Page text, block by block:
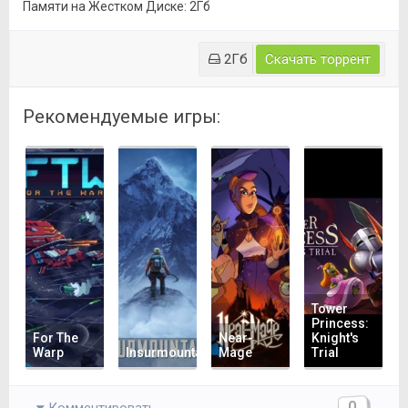
Памяти на Жестком Диске: 2Гб
2Гб Скачать торрент
Рекомендуемые игры:
For The
Warp
Insurmountable
Near-
Mage
Tower
Princess:
Knight's
Trial